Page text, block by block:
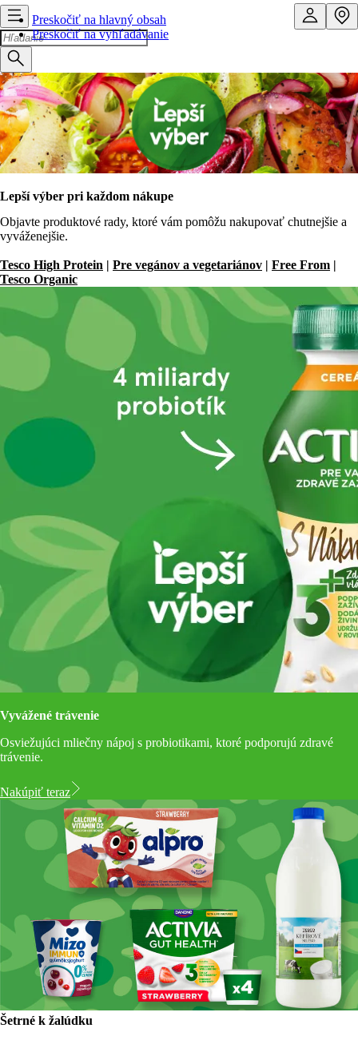
Preskočiť na hlavný obsah
Preskočiť na vyhľadávanie
Lepší výber pri každom nákupe
Objavte produktové rady, ktoré vám pomôžu nakupovať chutnejšie a
vyváženejšie.
Tesco High Protein | Pre vegánov a vegetariánov | Free From |
Tesco Organic
Vyvážené trávenie
Osviežujúci mliečny nápoj s probiotikami, ktoré podporujú zdravé
trávenie.
Nakúpiť teraz
Šetrné k žalúdku